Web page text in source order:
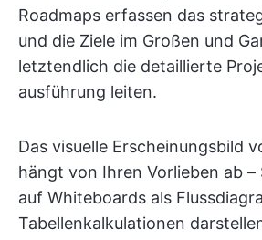
Roadmaps erfassen das
und die Ziele im Großen und
letztendlich die detaillierte
ausführung leiten.
Das visuelle Erscheinungsbild
hängt von Ihren Vorlieben ab –
auf Whiteboards als
Tabellenkalkulationen